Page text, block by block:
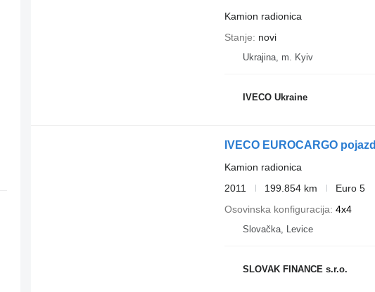
Kamion radionica
Stanje
novi
Ukrajina, m. Kyiv
IVECO Ukraine
IVECO EUROCARGO
Kamion radionica
2011
199.854 km
Euro 5
Osovinska konfiguracija 4x4
Slovačka, Levice
SLOVAK FINANCE s.r.o.